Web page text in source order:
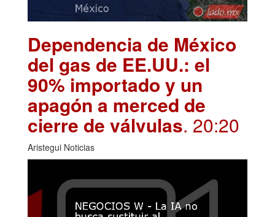
Dependencia de México
del gas de EE.UU.: el
90% importado y un
apagón a merced de
cierre de válvulas. 20:20
Aristegui Noticias